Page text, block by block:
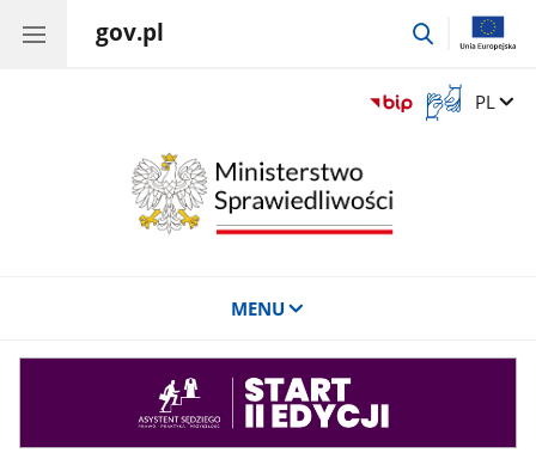
gov.pl
przejdź
Otwórz
okno
Zmień
PL
MENU